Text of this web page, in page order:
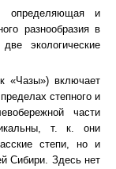
определяющая и
разнообразия в
экологические
«Чазы») включает
степного и
части
т. к. они
степи, но и
Сибири. Здесь нет